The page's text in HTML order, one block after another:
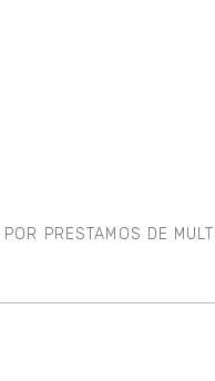
PRESTAMOS DE